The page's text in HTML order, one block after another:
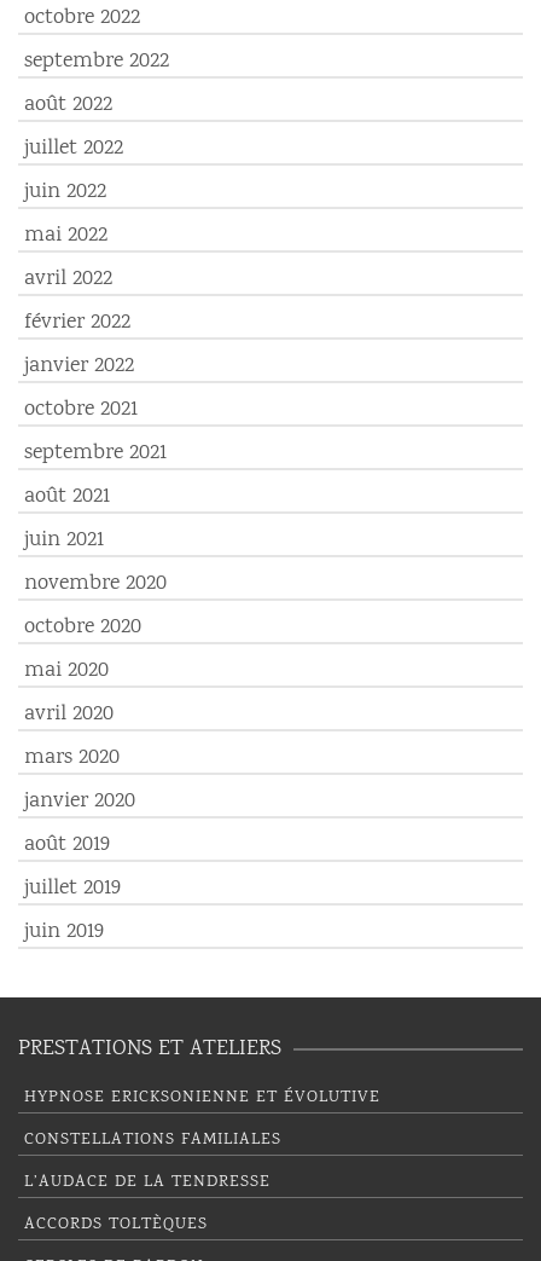
octobre 2022
septembre 2022
août 2022
juillet 2022
juin 2022
mai 2022
avril 2022
février 2022
janvier 2022
octobre 2021
septembre 2021
août 2021
juin 2021
novembre 2020
octobre 2020
mai 2020
avril 2020
mars 2020
janvier 2020
août 2019
juillet 2019
juin 2019
PRESTATIONS ET ATELIERS
HYPNOSE ERICKSONIENNE ET ÉVOLUTIVE
CONSTELLATIONS FAMILIALES
L’AUDACE DE LA TENDRESSE
ACCORDS TOLTÈQUES